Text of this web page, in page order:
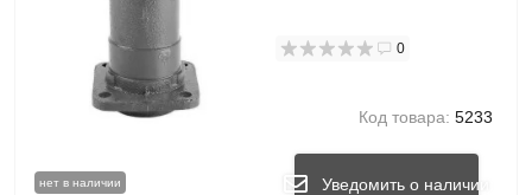
нет в наличии
0
Код товара: 5233
Уведомить о наличии